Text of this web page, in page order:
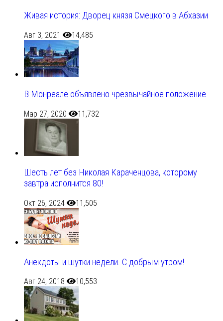
Живая история: Дворец князя Смецкого в Абхазии
Авг 3, 2021 14,485
В Монреале объявлено чрезвычайное положение
Мар 27, 2020 11,732
Шесть лет без Николая Караченцова, которому
завтра исполнится 80!
Окт 26, 2024 11,505
Анекдоты и шутки недели. С добрым утром!
Авг 24, 2018 10,553